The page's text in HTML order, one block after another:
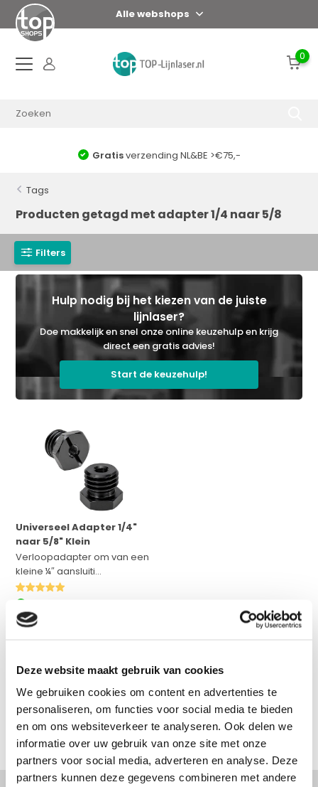
Deze website maakt gebruik van cookies
We gebruiken cookies om content en advertenties te
personaliseren, om functies voor social media te bieden
en om ons websiteverkeer te analyseren. Ook delen we
informatie over uw gebruik van onze site met onze
partners voor social media, adverteren en analyse. Deze
partners kunnen deze gegevens combineren met andere
Alle webshops
0
Gratisverzending NL&BE >€75,-
Tags
Producten getagd met adapter 1/4 naar 5/8
Filters
Hulp nodig bij het kiezen van de juiste
lijnlaser?
Doe makkelijk en snel onze online keuzehulp en krijg
direct een gratis advies!
Start de keuzehulp!
Universeel Adapter 1/4"
naar 5/8" Klein
Verloopadapter om van een
kleine ¼″ aansluiti...
Vergelijk
Adviesprijs: